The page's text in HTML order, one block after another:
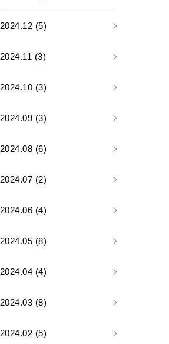
2024.12 (5)
2024.11 (3)
2024.10 (3)
2024.09 (3)
2024.08 (6)
2024.07 (2)
2024.06 (4)
2024.05 (8)
2024.04 (4)
2024.03 (8)
2024.02 (5)